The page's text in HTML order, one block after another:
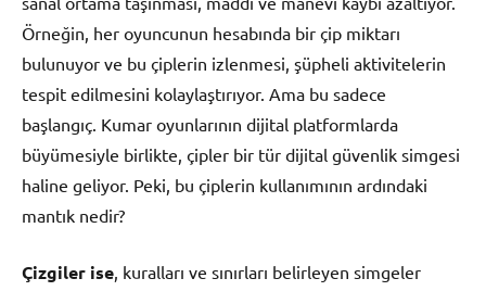
Örneğin, her oyuncunun hesabında bir çip miktarı
bulunuyor ve bu çiplerin izlenmesi, şüpheli aktivitelerin
tespit edilmesini kolaylaştırıyor. Ama bu sadece
başlangıç. Kumar oyunlarının dijital platformlarda
büyümesiyle birlikte, çipler bir tür dijital güvenlik simgesi
haline geliyor. Peki, bu çiplerin kullanımının ardındaki
mantık nedir?
Çizgiler ise, kuralları ve sınırları belirleyen simgeler